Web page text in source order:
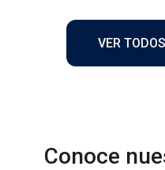
VER
Conoce